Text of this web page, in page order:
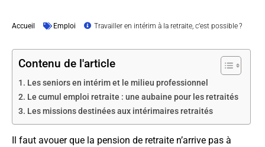
Accueil Emploi Travailler en intérim à la retraite, c’est possible ?
Contenu de l'article
Les seniors en intérim et le milieu professionnel
Le cumul emploi retraite : une aubaine pour les retraités
Les missions destinées aux intérimaires retraités
Il faut avouer que la pension de retraite n’arrive pas à